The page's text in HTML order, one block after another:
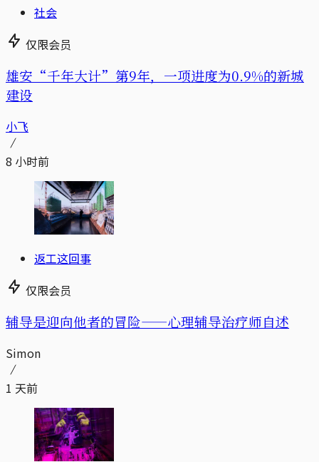
社会
仅限会员
雄安“千年大计”第9年，一项进度为0.9%的新城
建设
小飞
8 小时前
返工这回事
仅限会员
辅导是迎向他者的冒险——心理辅导治疗师自述
Simon
1 天前